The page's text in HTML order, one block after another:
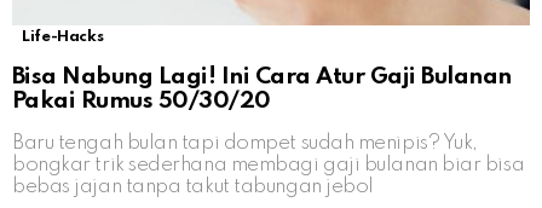
Life-Hacks
Bisa Nabung Lagi! Ini Cara Atur Gaji Bulanan
Pakai Rumus 50/30/20
Baru tengah bulan tapi dompet sudah menipis? Yuk,
bongkar trik sederhana membagi gaji bulanan biar bisa
bebas jajan tanpa takut tabungan jebol